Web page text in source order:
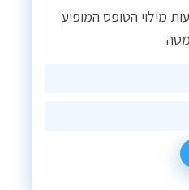
מילוי הטופס המופיע